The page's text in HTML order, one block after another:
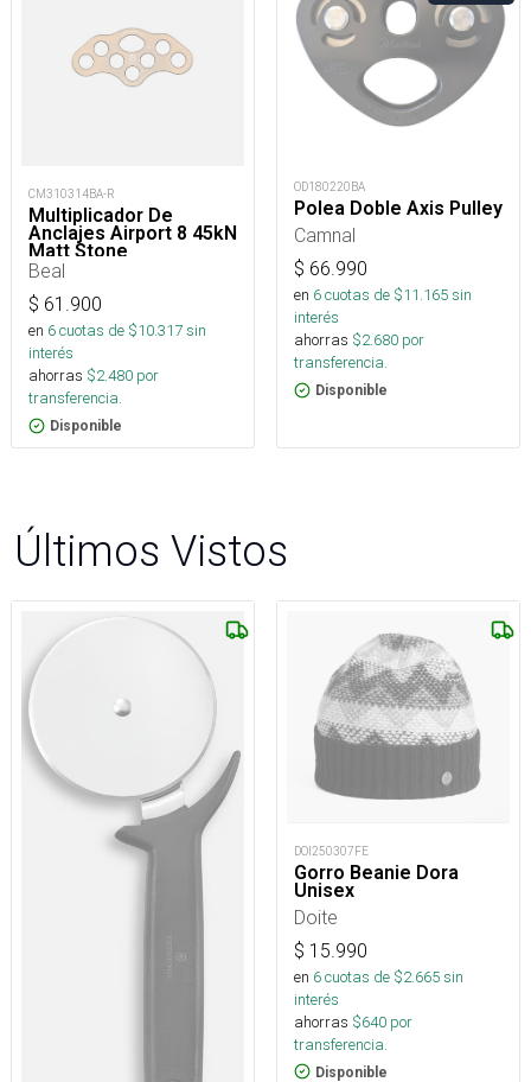
CM310314BA-R
Multiplicador De
Anclajes Airport 8 45kN
Matt Stone
Beal
$ 61.900
en 6cuotas de $10.317sin
interés
ahorras $2.480 por
transferencia.
Disponible
OD180220BA
Polea Doble Axis Pulley
Camnal
$ 66.990
en 6cuotas de $11.165sin
interés
ahorras $2.680 por
transferencia.
Disponible
Últimos Vistos
DOI250307FE
Gorro Beanie Dora
Unisex
Doite
$ 15.990
en 6cuotas de $2.665sin
interés
ahorras $640 por
transferencia.
Disponible